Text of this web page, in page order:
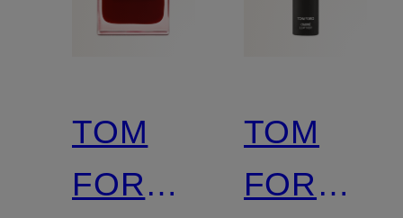
TOM
FORD
TOM
FORD